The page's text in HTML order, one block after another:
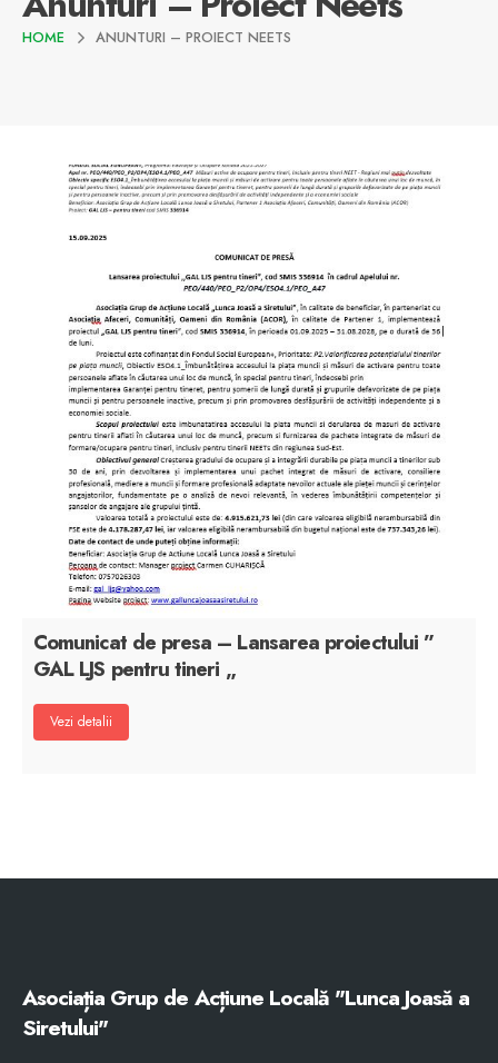
HOME ANUNTURI – PROIECT NEETS
Comunicat de presa – Lansarea proiectului ”
GAL LJS pentru tineri „
Vezi detalii
Asociația Grup de Acțiune Locală "Lunca Joasă a
Siretului"